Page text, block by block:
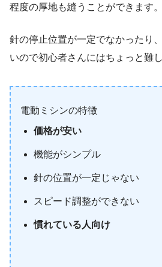
程度の厚地も縫うことができます。
針の停止位置が一定でなかったり
いので初心者さんにはちょっと難
電動ミシンの特徴
価格が安い
機能がシンプル
針の位置が一定じゃない
スピード調整ができない
慣れている人向け